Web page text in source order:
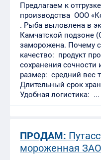
Предлагаем к
производства ООО
. Рыба выловлена в
Камчатской подзоне
заморожена. Почему
качество: продукт
сохранения
размер: средний вес
Длительный срок
Удобная логистика: ...
ПРОДАМ:
мороженная